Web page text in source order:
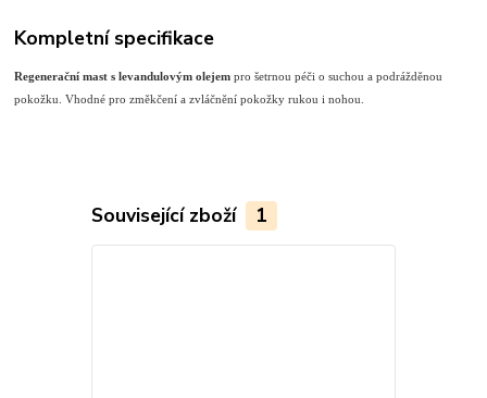
Kompletní specifikace
Regenerační mast s levandulovým olejem pro šetrnou péči o suchou a podrážděnou
pokožku. Vhodné pro změkčení a zvláčnění pokožky rukou i nohou.
Související zboží 1